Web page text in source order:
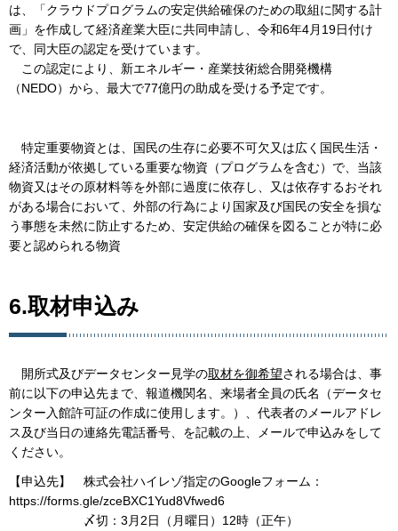
は、「クラウドプログラムの安定供給確保のための取組に関する計
画」を作成して経済産業大臣に共同申請し、令和6年4月19日付け
で、同大臣の認定を受けています。
この認定により、新エネルギー・産業技術総合開発機構
（NEDO）から、最大で77億円の助成を受ける予定です。
特定重要物資とは、国民の生存に必要不可欠又は広く国民生活・
経済活動が依拠している重要な物資（プログラムを含む）で、当該
物資又はその原材料等を外部に過度に依存し、又は依存するおそれ
がある場合において、外部の行為により国家及び国民の安全を損な
う事態を未然に防止するため、安定供給の確保を図ることが特に必
要と認められる物資
6.取材申込み
開所式及びデータセンター見学の取材を御希望される場合は、事
前に以下の申込先まで、報道機関名、来場者全員の氏名（データセ
ンター入館許可証の作成に使用します。）、代表者のメールアドレ
ス及び当日の連絡先電話番号、を記載の上、メールで申込みをして
ください。
【申込先】 株式会社ハイレゾ指定のGoogleフォーム：
https://forms.gle/zceBXC1Yud8Vfwed6
〆切：3月2日（月曜日）12時（正午）